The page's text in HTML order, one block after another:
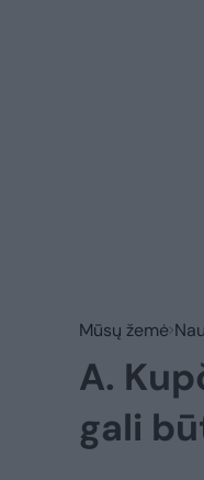
Mūsų žemė
A.
gali